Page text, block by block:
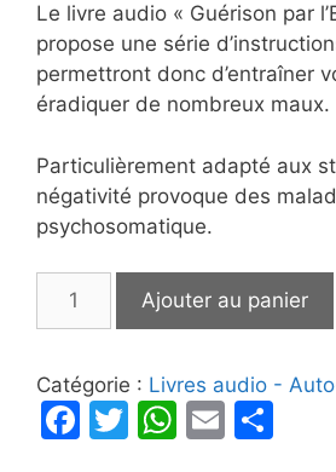
Le livre audio « Guérison par
propose une série
permettront donc d’entraîner
éradiquer de nombreux maux.
Particulièrement adapté aux
négativité provoque des
psychosomatique.
quantité
par
l'Esprit
Ajouter au panier
Catégorie : Livres audio -
F
T
W E